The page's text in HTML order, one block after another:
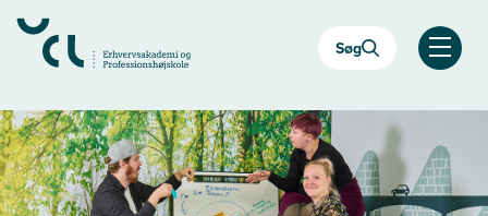
hovedindhold
Søg
Åben